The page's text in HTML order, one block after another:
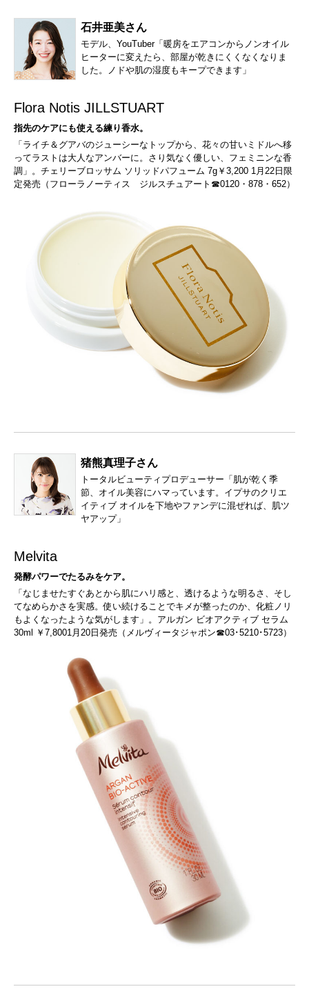
石井亜美さん
モデル、YouTuber「暖房をエアコンからノンオイル
ヒーターに変えたら、部屋が乾きにくくなくなりま
した。ノドや肌の湿度もキープできます」
Flora Notis JILLSTUART
指先のケアにも使える練り香水。
「ライチ＆グアバのジューシーなトップから、花々の甘いミドルへ移
ってラストは大人なアンバーに。さり気なく優しい、フェミニンな香
調」。チェリーブロッサム ソリッドパフューム 7g￥3,200 1月22日限
定発売（フローラノーティス ジルスチュアート☎0120・878・652）
猪熊真理子さん
トータルビューティプロデューサー「肌が乾く季
節、オイル美容にハマっています。イプサのクリエ
イティブ オイルを下地やファンデに混ぜれば、肌ツ
ヤアップ」
Melvita
発酵パワーでたるみをケア。
「なじませたすぐあとから肌にハリ感と、透けるような明るさ、そし
てなめらかさを実感。使い続けることでキメが整ったのか、化粧ノリ
もよくなったような気がします」。アルガン ビオアクティブ セラム
30ml ￥7,8001月20日発売（メルヴィータジャポン☎03･5210･5723）